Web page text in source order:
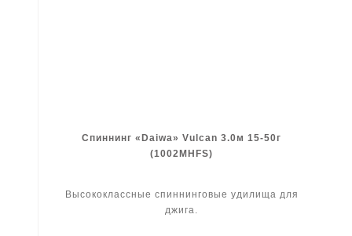
Спиннинг «Daiwa» Vulcan 3.0м 15-50г
(1002MHFS)
Высококлассные спиннинговые удилища для
джига.